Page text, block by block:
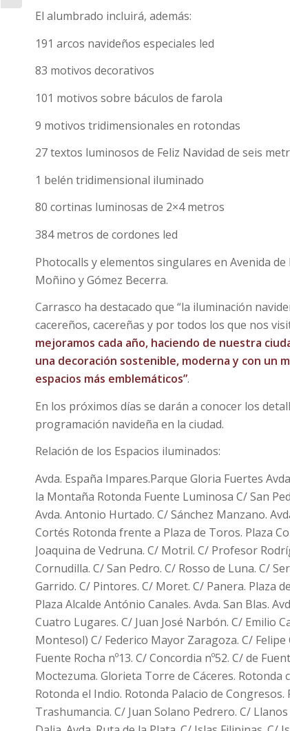
El alumbrado incluirá, además:
191 arcos navideños especiales led
83 motivos decorativos
101 motivos sobre báculos de farola
9 motivos tridimensionales en rotondas
27 textos luminosos de Feliz Navidad de seis
1 belén tridimensional iluminado
80 cortinas luminosas de 2×4 metros
384 metros de cordones led
Photocalls y elementos singulares en Avenida de
Moñino y Gómez Becerra.
Carrasco ha destacado que “la iluminación
cacereños, cacereñas y por todos los que nos
mejoramos cada año, haciendo de nuestra
una decoración sostenible, moderna y con un
espacios más emblemáticos”.
En los próximos días se darán a conocer los
programación navideña en la ciudad.
Relación de los Espacios iluminados:
Avda. España Impares.Parque Gloria Fuertes
la Montaña Rotonda Fuente Luminosa C/ San
Avda. Antonio Hurtado. C/Sánchez Manzano.
Cortés Rotonda frente a Plaza de Toros. Plaza
Joaquina de Vedruna. C/ Motril. C/ Profesor
Cornudilla. C/ San Pedro. C/ Rosso de Luna. C/
Garrido. C/ Pintores. C/ Moret. C/ Panera. Plaza
Plaza Alcalde António Canales. Avda. San Blas.
Cuatro Lugares. C/ Juan José Narbón. C/ Emilio
Montesol) C/ Federico Mayor Zaragoza. C/
Fuente Rocha nº13. C/ Concordia nº52. C/ de
Moctezuma. Glorieta Torre de Cáceres. Rotonda
Rotonda el Indio. Rotonda Palacio de
Trashumancia. C/ Juan Solano Pedrero. C/